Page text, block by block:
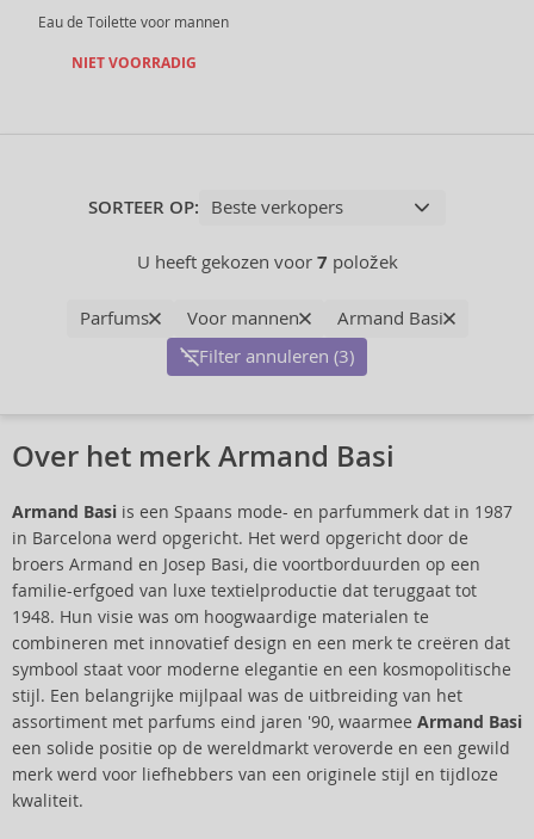
Eau de Toilette voor mannen
NIET VOORRADIG
SORTEER OP:
U heeft gekozen voor 7 položek
Parfums Voor mannen
Armand Basi
Filter annuleren (3)
Over het merk Armand Basi
Armand Basi is een Spaans mode- en parfummerk dat in 1987
in Barcelona werd opgericht. Het werd opgericht door de
broers Armand en Josep Basi, die voortborduurden op een
familie-erfgoed van luxe textielproductie dat teruggaat tot
1948. Hun visie was om hoogwaardige materialen te
combineren met innovatief design en een merk te creëren dat
symbool staat voor moderne elegantie en een kosmopolitische
stijl. Een belangrijke mijlpaal was de uitbreiding van het
assortiment met parfums eind jaren '90, waarmee Armand Basi
een solide positie op de wereldmarkt veroverde en een gewild
merk werd voor liefhebbers van een originele stijl en tijdloze
kwaliteit.